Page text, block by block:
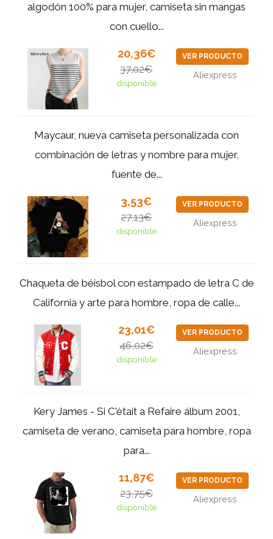
algodón 100% para mujer, camiseta sin mangas
con cuello...
20,36€
37,02€
disponible
VER PRODUCTO
Aliexpress
Maycaur, nueva camiseta personalizada con
combinación de letras y nombre para mujer,
fuente de...
3,53€
27,13€
disponible
VER PRODUCTO
Aliexpress
Chaqueta de béisbol con estampado de letra C de
California y arte para hombre, ropa de calle...
23,01€
46,02€
disponible
VER PRODUCTO
Aliexpress
Kery James - Si C'était a Refaire álbum 2001,
camiseta de verano, camiseta para hombre, ropa
para...
11,87€
23,75€
disponible
VER PRODUCTO
Aliexpress